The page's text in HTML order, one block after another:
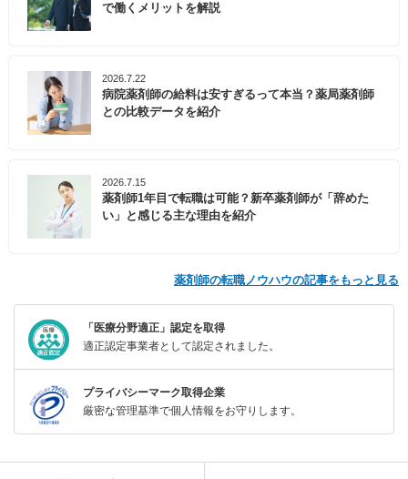
で働くメリットを解説
2026.7.22
病院薬剤師の給料は安すぎるって本当？薬局薬剤師
との比較データを紹介
2026.7.15
薬剤師1年目で転職は可能？新卒薬剤師が「辞めた
い」と感じる主な理由を紹介
薬剤師の転職ノウハウの記事をもっと見る
「医療分野適正」認定を取得
適正認定事業者として認定されました。
プライバシーマーク取得企業
厳密な管理基準で個人情報をお守りします。